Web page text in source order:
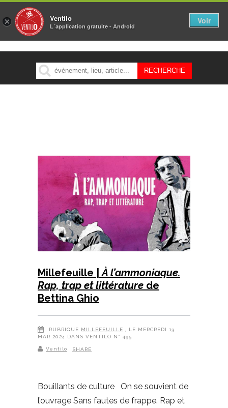
MENU
Millefeuille |À l’ammoniaque.
Rap, trap et littérature de
Bettina Ghio
RUBRIQUE MILLEFEUILLE , LE MERCREDI 13
MAR 2024 DANS VENTILO N° 495
Ventilo SHARE
Bouillants de culture On se souvient de
l’ouvrage Sans fautes de frappe. Rap et
× Ventilo
L´application gratuite - Android
Voir